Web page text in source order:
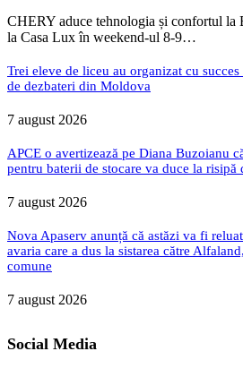
CHERY aduce tehnologia și confortul la
la Casa Lux în weekend-ul 8-9…
Trei eleve de liceu au organizat cu
de dezbateri din Moldova
7 august 2026
APCE o avertizează pe Diana Buzoianu
pentru baterii de stocare va duce la risipă
7 august 2026
Nova Apaserv anunță că astăzi va fi
avaria care a dus la sistarea către
comune
7 august 2026
Social Media